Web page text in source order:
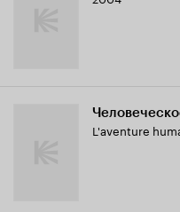
L'aventure